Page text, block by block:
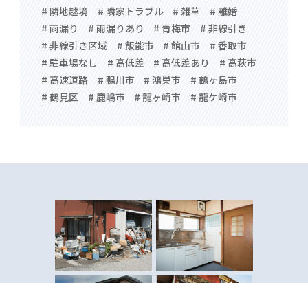
# 隣地越境
# 隣家トラブル # 雑草
# 離婚
# 雨漏り
# 雨漏りあり # 青梅市
# 非線引き
# 非線引き区域
# 飯能市 # 館山市
# 香取市
# 駐車場なし
# 高低差 # 高低差あり
# 高萩市
# 高速道路
# 鴨川市 # 鴻巣市
# 鶴ヶ島市
# 鶴見区
# 鹿嶋市 # 龍ヶ崎市 # 龍ケ崎市